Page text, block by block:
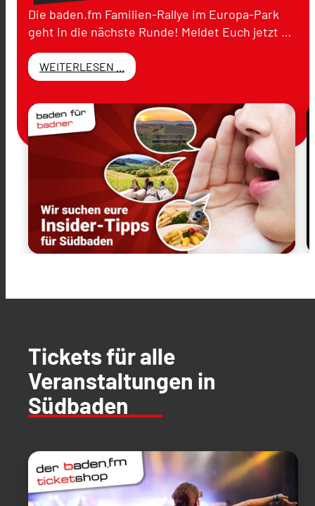
Die baden.fm Familien-Rallye im Europa-Park
geht in die nächste Runde! Meldet Euch jetzt …
WEITERLESEN ...
Tickets für alle
Veranstaltungen in
Südbaden